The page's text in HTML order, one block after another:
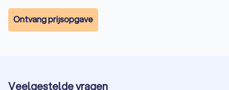
Ontvang prijsopgave
Veelgestelde vragen